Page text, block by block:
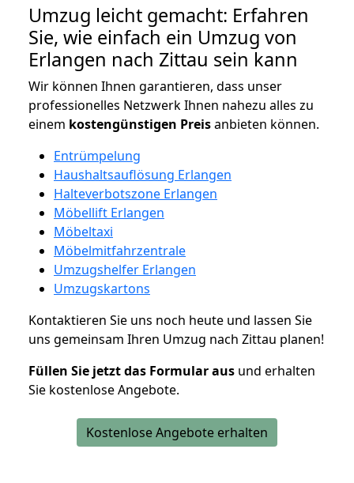
Umzug leicht gemacht: Erfahren
Sie, wie einfach ein Umzug von
Erlangen nach Zittau sein kann
Wir können Ihnen garantieren, dass unser
professionelles Netzwerk Ihnen nahezu alles zu
einem kostengünstigen Preisanbieten können.
Entrümpelung
Haushaltsauflösung Erlangen
Halteverbotszone Erlangen
Möbellift Erlangen
Möbeltaxi
Möbelmitfahrzentrale
Umzugshelfer Erlangen
Umzugskartons
Kontaktieren Sie uns noch heute und lassen Sie
uns gemeinsam Ihren Umzug nach Zittau planen!
Füllen Sie jetzt das Formular aus und erhalten
Sie kostenlose Angebote.
Kostenlose Angebote erhalten